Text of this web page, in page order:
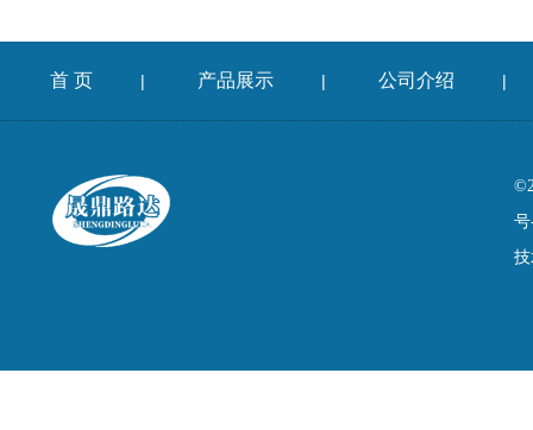
首 页 | 产品展示 | 公司介绍 |
号